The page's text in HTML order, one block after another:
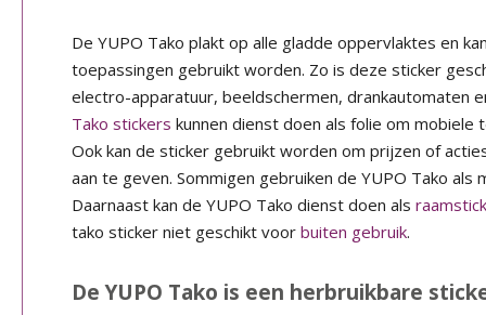
De YUPO Tako plakt op alle gladde oppervlaktes en
toepassingen gebruikt worden. Zo is deze sticker
electro-apparatuur, beeldschermen, drankautomaten
Tako stickers kunnen dienst doen als folie om mobiele
Ook kan de sticker gebruikt worden om prijzen of
aan te geven. Sommigen gebruiken de YUPO Tako als
Daarnaast kan de YUPO Tako dienst doen als
tako sticker niet geschikt voor buiten gebruik.
De YUPO Tako is een herbruikbare